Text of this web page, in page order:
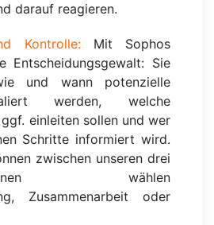
darauf reagieren.
Kontrolle:Mit Sophos
Entscheidungsgewalt: Sie
und wann potenzielle
werden, welche
einleiten sollen und wer
Schritte informiert wird.
zwischen unseren drei
Optionen wählen
Zusammenarbeit oder